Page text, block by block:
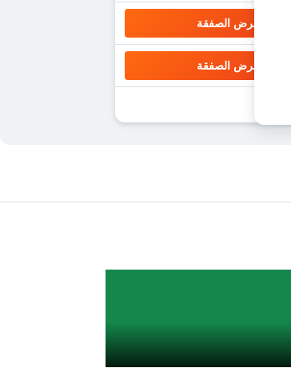
عرض الصفقة
عرض الصفقة